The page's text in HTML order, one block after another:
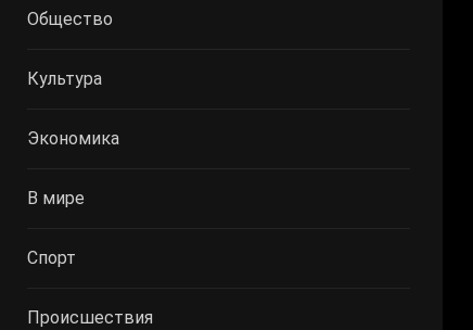
Общество
Культура
Экономика
В мире
Спорт
Происшествия